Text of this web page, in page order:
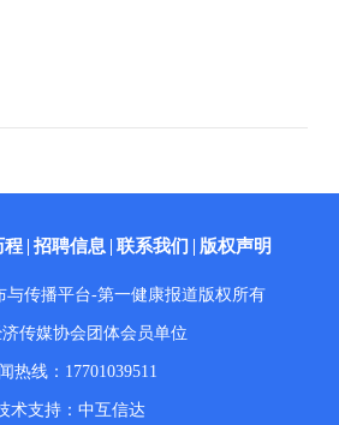
程 招聘信息 联系我们 版权声明
与传播平台-第一健康报道版权所有
传媒协会团体会员单位
热线：17701039511
术支持：中互信达